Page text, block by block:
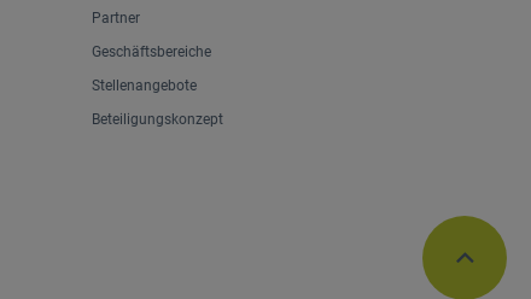
Partner
Geschäftsbereiche
Stellenangebote
Beteiligungskonzept